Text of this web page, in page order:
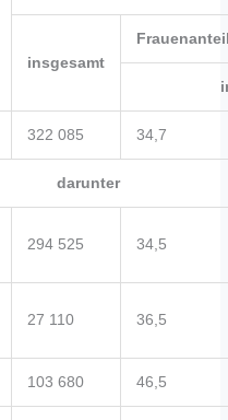
insgesamt
322 085 34,7
darunter
294 525 34,5
27 110 36,5
103 680 46,5